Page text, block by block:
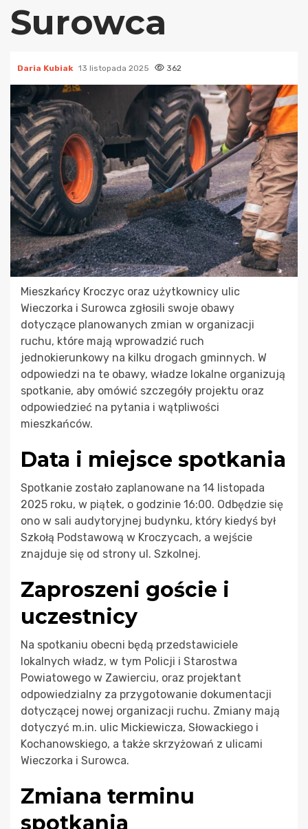
Surowca
Daria Kubiak 13 listopada 2025 362
Mieszkańcy Kroczyc oraz użytkownicy ulic
Wieczorka i Surowca zgłosili swoje obawy
dotyczące planowanych zmian w organizacji
ruchu, które mają wprowadzić ruch
jednokierunkowy na kilku drogach gminnych. W
odpowiedzi na te obawy, władze lokalne organizują
spotkanie, aby omówić szczegóły projektu oraz
odpowiedzieć na pytania i wątpliwości
mieszkańców.
Data i miejsce spotkania
Spotkanie zostało zaplanowane na 14 listopada
2025 roku, w piątek, o godzinie 16:00. Odbędzie się
ono w sali audytoryjnej budynku, który kiedyś był
Szkołą Podstawową w Kroczycach, a wejście
znajduje się od strony ul. Szkolnej.
Zaproszeni goście i
uczestnicy
Na spotkaniu obecni będą przedstawiciele
lokalnych władz, w tym Policji i Starostwa
Powiatowego w Zawierciu, oraz projektant
odpowiedzialny za przygotowanie dokumentacji
dotyczącej nowej organizacji ruchu. Zmiany mają
dotyczyć m.in. ulic Mickiewicza, Słowackiego i
Kochanowskiego, a także skrzyżowań z ulicami
Wieczorka i Surowca.
Zmiana terminu
spotkania